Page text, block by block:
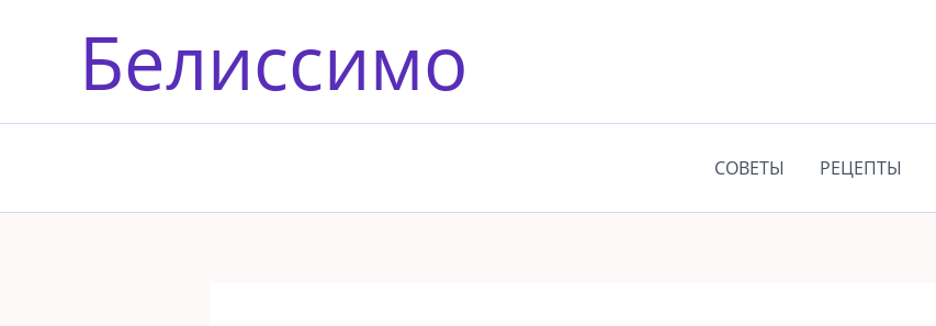
содержимомуБелиссимо
СОВЕТЫ РЕЦЕПТЫ